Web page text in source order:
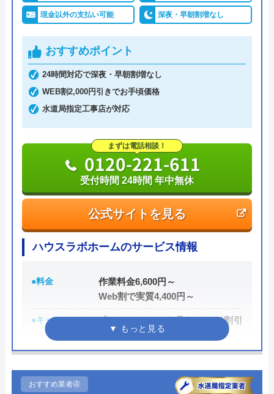
対応エリア詳
細
笛吹市のトイレ詰まり・水漏れ修理は
町の水道屋イースマイル｜水道局指定
店
イースマイルのクチコミ on
※クチコミの内容について
りえP
2 か月前
トイレが詰まって本当に困っていましたが、
連絡後すぐに駆けつけてくださり、あっとい
う間に解決。スタッフの方も非常に丁寧で、
安心して任せられました。これでまた快適に
使えます。迅速な対応に心から感謝します！
エリアについてはぜひお問い合わせください。
営業時間は8:00～18:00で、電話、問い合わせフォー
ムより連絡できます。クレジットカード払いに対応
公式サイトを見る
090-8659-0105
受付時間 8:00～18:00
マルコス設備の基本情報
代表者 松本マルコス
山梨県甲府市北新2丁目9番5号
対応エリア
山梨県内全域、静岡・長野県の一部地
現金以外の支払い可能 深夜・早朝割増なし
おすすめポイント
24時間対応で深夜・早朝割増なし
WEB割2,000円引きでお手頃価格
水道局指定工事店が対応
公式サイトを見る
まずは電話相談！
0120-221-611
受付時間 24時間 年中無休
ハウスラボホームのサービス情報
●料金
作業料金6,600円～
Web割で実質4,400円～
●キャンペーン
「ホームページを見た！」で割引
2,000円
●受付時間
おすすめ業者④